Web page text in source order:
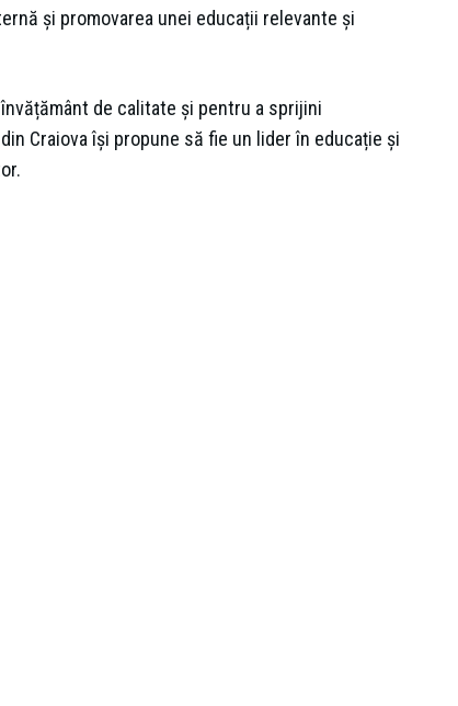
și promovarea unei educații relevante și
de calitate și pentru a sprijini
Craiova își propune să fie un lider în educație și